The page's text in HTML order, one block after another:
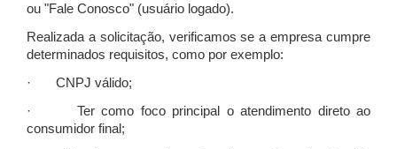
ou "Fale Conosco" (usuário logado).
Realizada a solicitação, verificamos se a empresa cumpre
determinados requisitos, como por exemplo:
· CNPJ válido;
· Ter como foco principal o atendimento direto ao
consumidor final;